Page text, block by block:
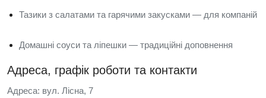
Тазики з салатами та гарячими закусками — для компаній
Домашні соуси та ліпешки — традиційні доповнення
Адреса, графік роботи та контакти
Адреса: вул. Лісна, 7